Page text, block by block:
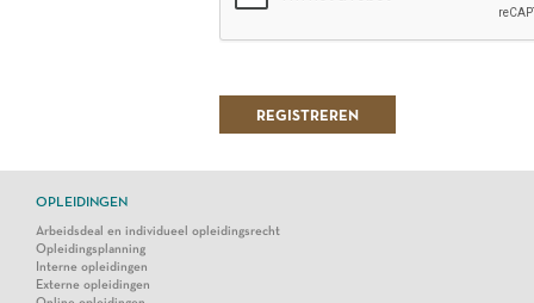
OPLEIDINGEN
Arbeidsdeal en individueel opleidingsrecht
Opleidingsplanning
Interne opleidingen
Externe opleidingen